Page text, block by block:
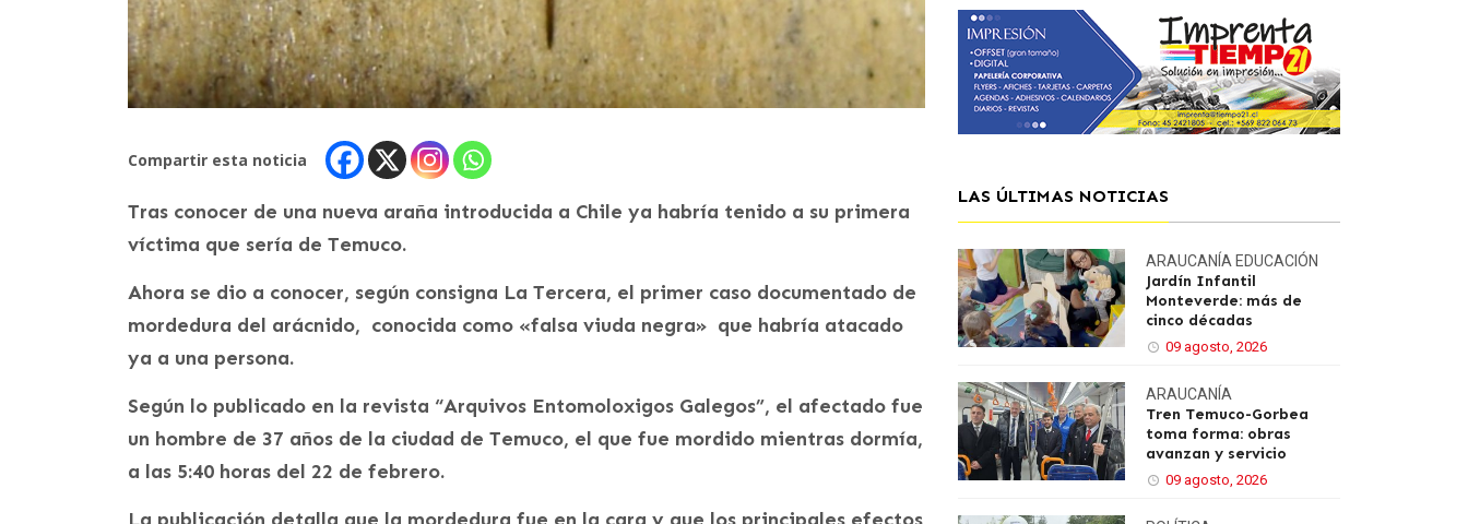
Compartir esta noticia
Tras conocer de una nueva araña introducida a Chile ya habría tenido a su primera
víctima que sería de Temuco.
Ahora se dio a conocer, según consigna La Tercera, el primer caso documentado de
mordedura del arácnido, conocida como «falsa viuda negra» que habría atacado
ya a una persona.
Según lo publicado en la revista “Arquivos Entomoloxigos Galegos”, el afectado fue
un hombre de 37 años de la ciudad de Temuco, el que fue mordido mientras dormía,
a las 5:40 horas del 22 de febrero.
LAS ÚLTIMAS NOTICIAS
ARAUCANÍA EDUCACIÓN
Jardín Infantil
Monteverde: más de
cinco décadas
09 agosto, 2026
ARAUCANÍA
Tren Temuco-Gorbea
toma forma: obras
avanzan y servicio
09 agosto, 2026